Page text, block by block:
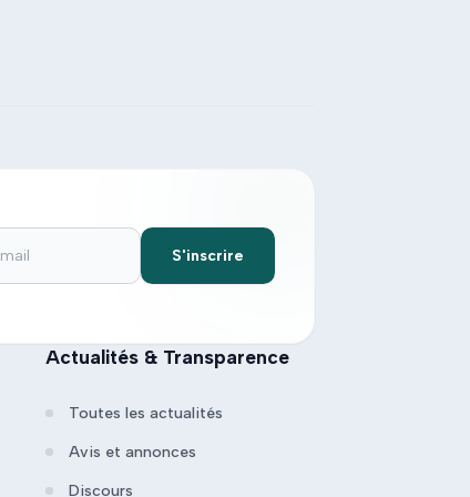
S'inscrire
Actualités & Transparence
Toutes les actualités
Avis et annonces
Discours